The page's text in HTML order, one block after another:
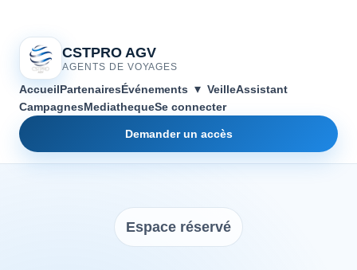
CSTPRO AGV
AGENTS DE VOYAGES
AccueilPartenairesÉvénements ▾ VeilleAssistant
CampagnesMediathequeSe connecter
Demander un accès
Espace réservé